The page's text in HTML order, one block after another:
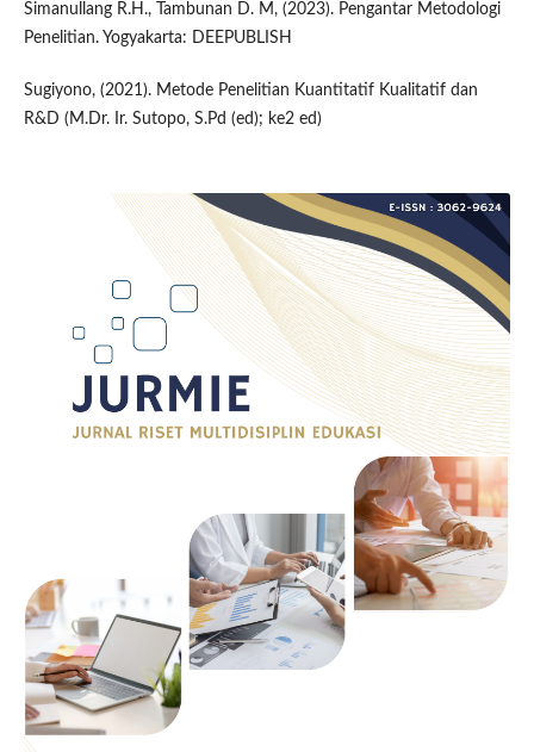
Simanullang R.H., Tambunan D. M, (2023). Pengantar Metodologi
Penelitian. Yogyakarta: DEEPUBLISH
Sugiyono, (2021). Metode Penelitian Kuantitatif Kualitatif dan
R&D (M.Dr. Ir. Sutopo, S.Pd (ed); ke2 ed)